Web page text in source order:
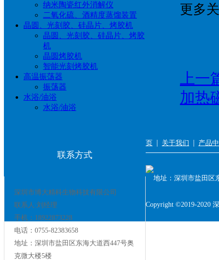
纳米陶瓷红外消解仪
二氧化硫、酒精度蒸馏装置
晶圆、光刻胶、硅晶片、烤胶机
晶圆、光刻胶、硅晶片、烤胶
机
晶圆烤胶机
智能光刻烤胶机
高温振荡器
振荡器
水浴/油浴
水浴/油浴
联系方式
深圳市博大精科生物科技有限公司
联系人:刘经理
手机：18922873228
电话：0755-82383658
地址：深圳市盐田区东海大道西447号奥
克微大楼5楼
更多
上一
加热
页 | 关于我们 | 产品
地址：深圳市盐田区
Copyright ©2019-2020